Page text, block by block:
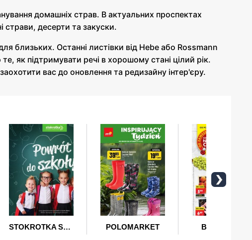
домашніх страв. В актуальних проспектах
страви, десерти та закуски.
близьких. Останні листівки від Hebe або Rossmann
як підтримувати речі в хорошому стані цілий рік.
вас до оновлення та редизайну інтер'єру.